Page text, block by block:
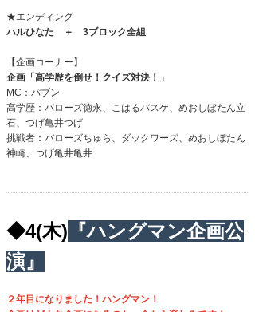
★エンディング
ハルひなた ＋ 3ブロック全組
【企画コーナー】
企画「高学歴を倒せ！クイズ対決！」
MC：パブン
高学歴：バローズ徳永、こはるバスケ、めおしぼたん立
石、つげ亀井つげ
挑戦者：バローズちゅら、ダックワーズ、めおしぼたん
神崎、つげ亀井亀井
◆4(木) 『ハングマン企画公
演』
２年目になりました！ハングマン！